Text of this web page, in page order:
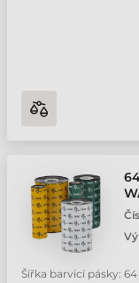
Šířka barvicí pásky: